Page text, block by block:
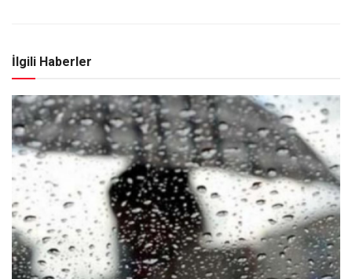
İlgili Haberler